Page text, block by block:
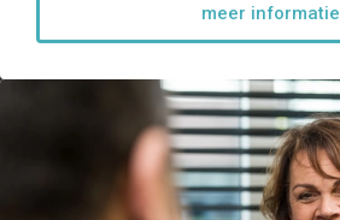
meer informatie